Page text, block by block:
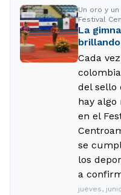
Un oro y
Festival
La
Cada
del sello
hay algo
en el
se
los
a
jueves,